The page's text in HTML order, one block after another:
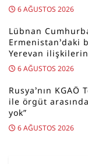
6 AĞUSTOS 2026
Lübnan
Ermenistan’daki
Yerevan
6 AĞUSTOS 2026
Rusya’nın
ile örgüt
yok”
6 AĞUSTOS 2026